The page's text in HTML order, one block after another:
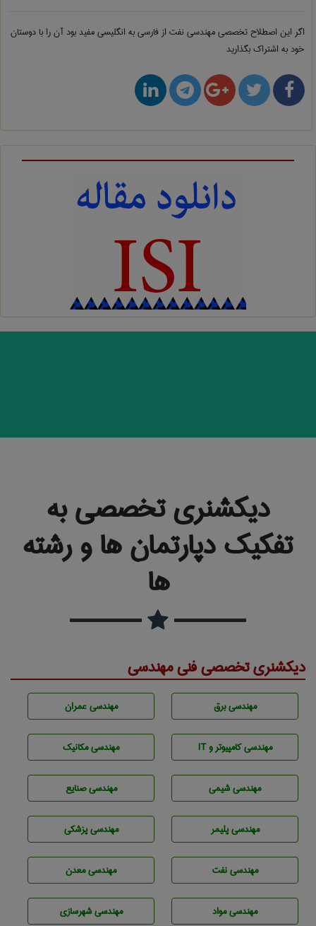
اگر این اصطلاح تخصصیمهندسی نفت از فارسی به انگلیسیمفید بود آن را با دوستان
خود به اشتراک بگذارید
دیکشنری تخصصی به
تفکیک دپارتمان ها و رشته
ها
دیکشنری تخصصی فنی مهندسی
مهندسی برق مهندسی عمران
مهندسی كامپيوتر و IT مهندسی مکانیک
مهندسي شيمی مهندسی صنايع
مهندسی پليمر مهندسی پزشکی
مهندسی نفت مهندسی معدن
مهندسی مواد مهندسی شهرسازی